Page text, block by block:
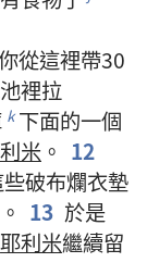
從這裡帶30
裡拉
k 下面的一個
米 。 12
破布爛衣墊
。 13 於是
耶利米繼續留